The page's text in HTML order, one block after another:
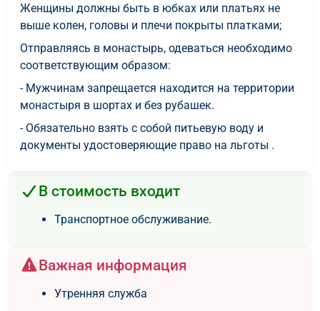
Женщины должны быть в юбках или платьях не
выше колен, головы и плечи покрыты платками;
Отправляясь в монастырь, одеваться необходимо
соответствующим образом:
- Мужчинам запрещается находится на территории
монастыря в шортах и без рубашек.
- Обязательно взять с собой питьевую воду и
документы удостоверяющие право на льготы .
В стоимость входит
Транспортное обслуживание.
Важная информация
Утренняя служба